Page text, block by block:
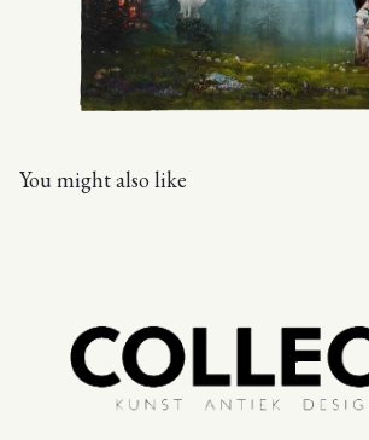
You might also like